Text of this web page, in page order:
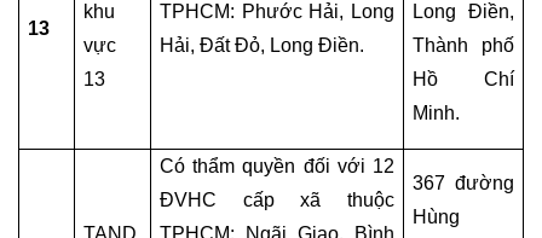
DOANH
NGHIỆP
0978845617
13
khu
vực
13
TPHCM: Phước Hải, Long
Hải, Đất Đỏ, Long Điền.
Long Điền,
Thành phố
Hồ Chí
Minh.
Có thẩm quyền đối với 12
ĐVHC cấp xã thuộc
367 đường
Hùng